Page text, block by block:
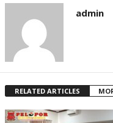
admin
RELATED ARTICLES